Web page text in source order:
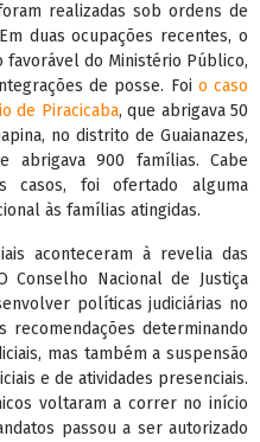
realizadas sob ordens de
duas ocupações recentes, o
favorável do Ministério Público,
de posse. Foi o caso
de Piracicaba, que abrigava 50
no distrito de Guaianazes,
abrigava 900 famílias. Cabe
casos, foi ofertado alguma
às famílias atingidas.
aconteceram à revelia das
Conselho Nacional de Justiça
políticas judiciárias no
recomendações determinando
mas também a suspensão
e de atividades presenciais.
voltaram a correr no início
passou a ser autorizado